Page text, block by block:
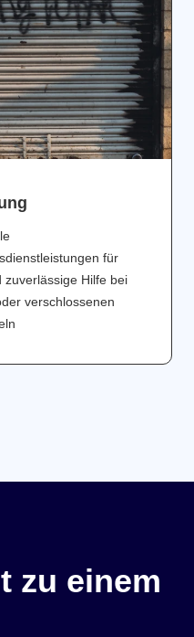
für
zuverlässige Hilfe bei
verschlossenen
zu einem